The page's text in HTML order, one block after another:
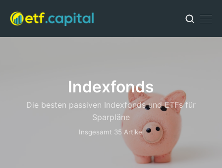
Indexfonds
Die besten passiven Indexfonds und ETFs für
Sparpläne
Insgesamt 35 Artikel